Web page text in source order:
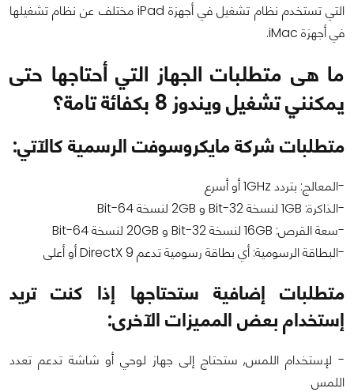
التي تستخدم نظام تشغيل في أجهزة iPad مختلف عن نظام تشغيلها
في أجهزة iMac.
ما هى متطلبات الجهاز التي أحتاجها حتى
يمكنني تشغيل ويندوز 8 بكفائة تامة؟
متطلبات شركة مايكروسوفت الرسمية كالآتي:
-المعالج: بتردد 1GHz أو أسرع
-الذاكرة: 1GB لنسخة 32-Bit و 2GB لنسخة 64-Bit
-سعة القرص: 16GB لنسخة 32-Bit و 20GB لنسخة 64-Bit
-البطاقة الرسومية: أي بطاقة رسومية تدعم DirectX 9 أو أعلى
متطلبات إضافية ستحتاجها إذا كنت تريد
إستخدام بعض المميزات الآخرى:
- لإستخدام اللمس, ستحتاج إلى جهاز لوحي أو شاشة تدعم تعدد
اللمس